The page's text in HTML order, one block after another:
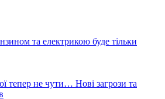
та електрикою буде тільки
тепер не чути… Нові загрози та